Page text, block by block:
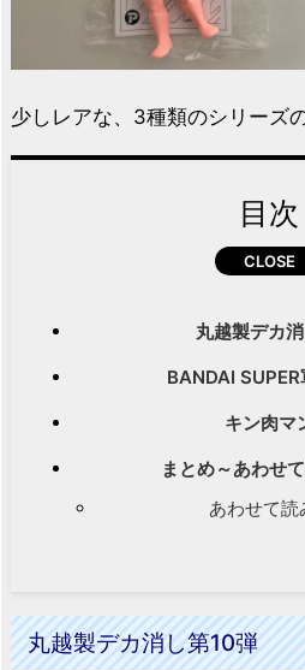
少しレアな、3種類のシリーズ
目次
丸越製デカ
BANDAI
キン肉マ
まとめ～あわせ
あわせて
丸越製デカ消し第10弾